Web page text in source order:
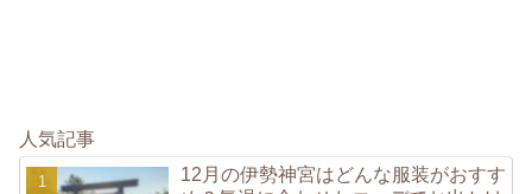
人気記事
12月の伊勢神宮はどんな服装がおすす